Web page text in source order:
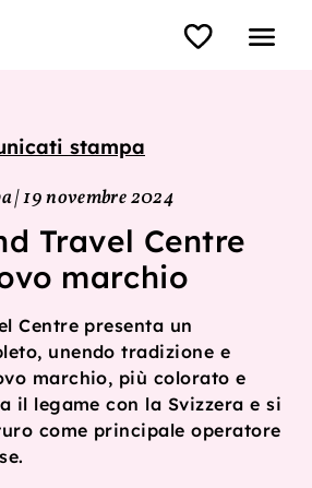
stampa
| 19 novembre 2024
Travel Centre
marchio
Centre presenta un
unendo tradizione e
marchio, più colorato e
il legame con la Svizzera e si
come principale operatore